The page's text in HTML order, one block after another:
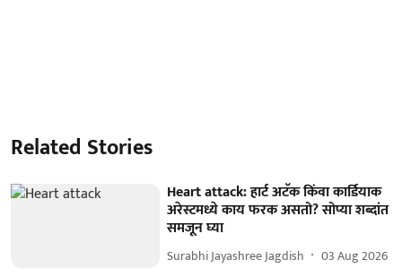
Related Stories
Heart attack: हार्ट अटॅक किंवा कार्डियाक
अरेस्टमध्ये काय फरक असतो? सोप्या शब्दांत
समजून घ्या
Surabhi Jayashree Jagdish 03 Aug 2026